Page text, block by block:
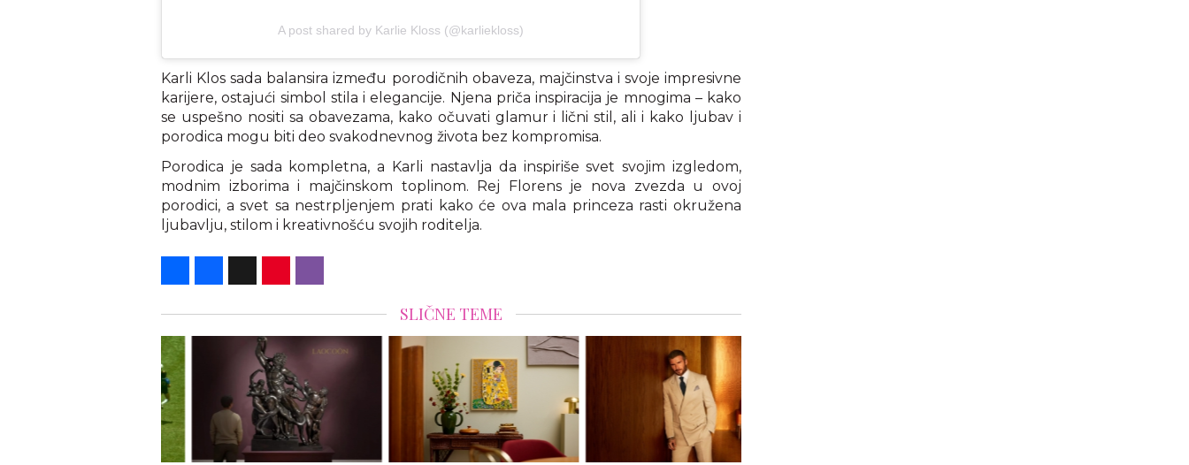
A post shared by Karlie Kloss (@karliekloss)
Karli Klos sada balansira između porodičnih obaveza, majčinstva i svoje impresivne
karijere, ostajući simbol stila i elegancije. Njena priča inspiracija je mnogima – kako
se uspešno nositi sa obavezama, kako očuvati glamur i lični stil, ali i kako ljubav i
porodica mogu biti deo svakodnevnog života bez kompromisa.
Porodica je sada kompletna, a Karli nastavlja da inspiriše svet svojim izgledom,
modnim izborima i majčinskom toplinom. Rej Florens je nova zvezda u ovoj
porodici, a svet sa nestrpljenjem prati kako će ova mala princeza rasti okružena
ljubavlju, stilom i kreativnošću svojih roditelja.
SLIČNE TEME